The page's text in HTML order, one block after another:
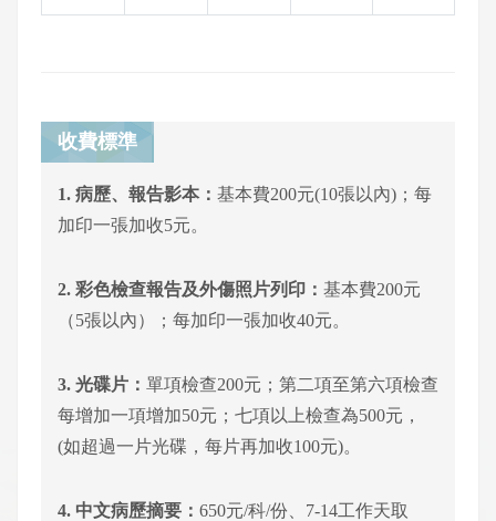
收費標準
1. 病歷、報告影本： 基本費200元(10張以內)；每
加印一張加收5元。
2. 彩色檢查報告及外傷照片列印： 基本費200元
（5張以內）；每加印一張加收40元。
3. 光碟片： 單項檢查200元；第二項至第六項檢查
每增加一項增加50元；七項以上檢查為500元，
(如超過一片光碟，每片再加收100元)。
4. 中文病歷摘要： 650元/科/份、7-14工作天取